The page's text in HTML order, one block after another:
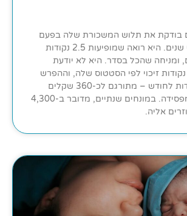
3 ילדים בודקת את תלוש המשכורת שלה בפעם
הראשונה אחרי שנים. היא רואה שמופיעות 2.5 נקודות
ומניחה שהכל בסדר. היא לא יודעת
שמגיעות לה 4 נקודות זיכוי לפי הסטטוס שלה, וההפרש
הזה – 1.5 נקודות לחודש – מתורגם לכ-360 שקלים
בחודש שהיא מפסידה. במונחים שנתיים, מדובר ב-4,300
אליה.